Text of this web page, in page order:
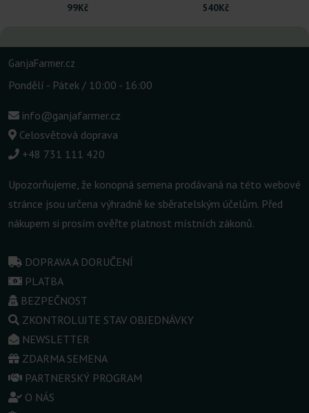
99Kč
540Kč
GanjaFarmer.cz
Pondělí - Pátek / 10:00 - 16:00
info@ganjafarmer.cz
Celosvětová doprava
+48 731 111 420
Upozorňujeme, že konopná semena prodávaná na této webové
stránce jsou určena výhradně ke sběratelským účelům. Před
nákupem si prosím ověřte platnost místních zákonů.
DOPRAVA A DORUČENÍ
PLATBA
BEZPEČNOST
ZKONTROLUJTE STAV OBJEDNÁVKY
NEWSLETTER
ZDARMA SEMENA
PARTNERSKÝ PROGRAM
O NÁS